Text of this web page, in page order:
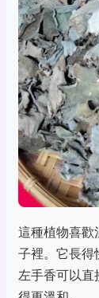
這種植物喜歡
子裡。它長得
左手香可以